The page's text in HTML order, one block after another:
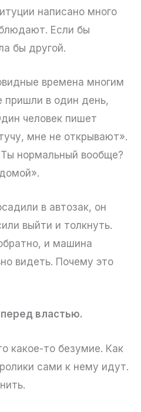
написано много
Если бы
бы другой.
времена многим
пришли в один день,
человек пишет
мне не открывают».
нормальный вообще?
в автозак, он
выйти и толкнуть.
и машина
видеть. Почему это
властью.
какое-то безумие. Как
сами к нему идут.